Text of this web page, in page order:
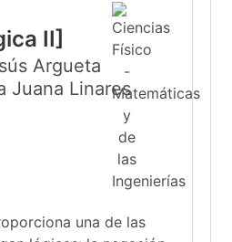
II]
Argueta
Juana Linares
una de las